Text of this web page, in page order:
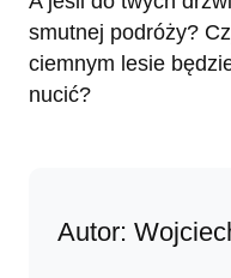
smutnej podróży?
ciemnym lesie
nucić?
Autor: